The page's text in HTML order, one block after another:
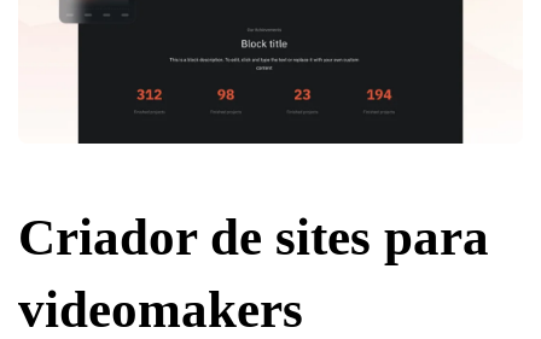
Criador de sites para
videomakers